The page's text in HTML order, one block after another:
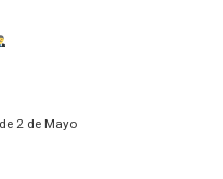
2 de Mayo